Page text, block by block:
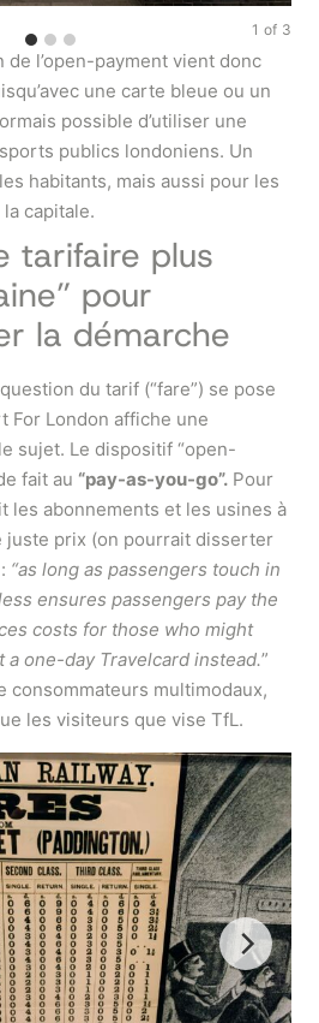
1 of 3
l’open-payment vient donc
une carte bleue ou un
possible d’utiliser une
publics londoniens. Un
habitants, mais aussi pour les
capitale.
tarifaire plus
pour
la démarche
du tarif (“fare”) se pose
For London affiche une
sujet. Le dispositif “open-
fait au “pay-as-you-go”. Pour
les abonnements et les usines à
juste prix (on pourrait disserter
“as long as passengers touch in
ensures passengers pay the
costs for those who might
one-day Travelcard instead.”
consommateurs multimodaux,
les visiteurs que vise TfL.